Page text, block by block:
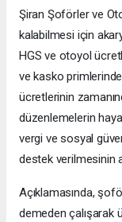
Şiran Şoförler ve
kalabilmesi için
HGS ve otoyol
ve kasko
ücretlerinin
düzenlemelerin
vergi ve sosyal
destek verilmesinin
Açıklamasında,
demeden çalışarak